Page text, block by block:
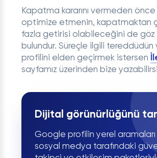
Kapatma kararını vermeden
optimize etmenin, kapatmaktan
fazla getirisi olabileceğini de göz
bulundur. Süreçle ilgili
profilini elden geçirmek istersen
sayfamız üzerinden bize
Dijital görünürlüğünü
Google profilin yerel aramaları
sosyal medya tarafındaki